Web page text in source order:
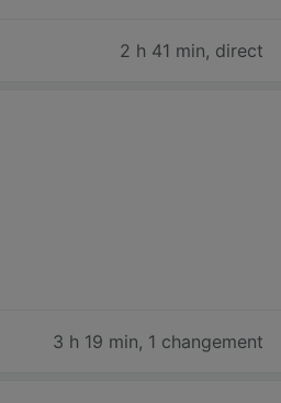
2 h 41 min, direct
3 h 19 min, 1 changement